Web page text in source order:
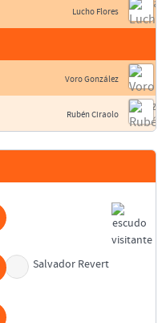
Lucho Flores
Voro González
Rubén Ciraolo
Salvador Revert